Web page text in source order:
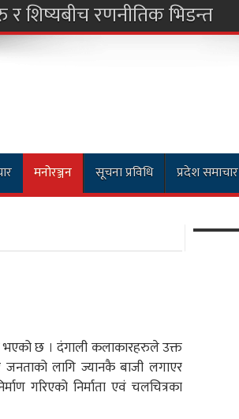
मनोरञ्जन सूचना प्रविधि प्रदेश समाचार
भएको छ । दंगाली कलाकारहरुले उक्त
लागि ज्यानकै बाजी लगाएर
गरिएको निर्माता एवं चलचित्रका